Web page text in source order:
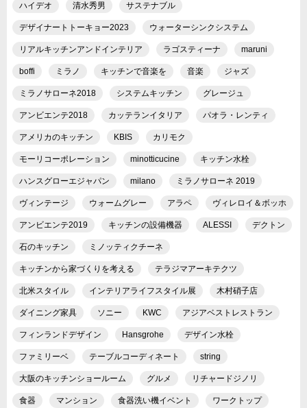
ハイデオ 清水秀男 サステナブル
デザイナートトーキョー2023 ウォーターシンクシステム
リアルキッチンアンドインテリア ラゴスティーナ maruni
boffi ミラノ キッチンで音楽を 音楽 ジャズ
ミラノサローネ2018 システムキッチン グレージュ
アンビエンテ2018 カッテランイタリア パオラ・レンティ
アメリカのキッチン KBIS カリモク
モーリコーポレーション minotticucine キッチン水栓
ハンスグローエジャパン milano ミラノサローネ 2019
ヴィンテージ ウォームグレー アラペ ヴィレロイ＆ボッホ
アンビエンテ2019 キッチンの設備機器 ALESSI デクトン
石のキッチン ミノッティクチーネ
キッチンから家づくりを考える テラジマアーキテクツ
北米スタイル インテリアライフスタイル展 木村硝子店
ダイニング家具 ソニー KWC アジアベストレストラン
フィンランドデザイン Hansgrohe デザイン水栓
ファミリーベ テーブルコーディネート string
大阪のキッチンショールーム グルメ リチャードジノリ
食器 マンション 食器洗い機イベント ワークトップ